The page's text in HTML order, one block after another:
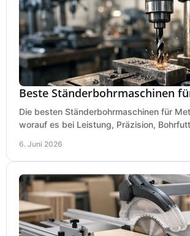
Beste Ständerbohrmaschinen
Die besten Ständerbohrmaschinen für
worauf es bei Leistung, Präzision,
6. Juni 2026